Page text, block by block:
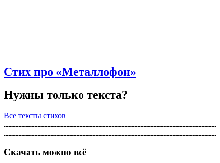
Стих про «Металлофон»
Нужны только текста?
Все тексты стихов
Скачать можно всё